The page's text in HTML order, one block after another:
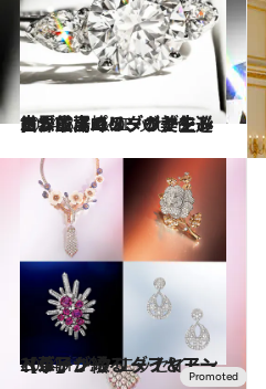
2024.3.5
世界最高峰のダイヤモンドが並ぶパリ、ヴァンドーム広場のメゾンが生み出すジュエリーの美を巡る
コミック ＆ エッセイ
2024.1.19
【ヴァン クリーフ＆アーペル】が綴る ダイヤモンド草子
コミック ＆ エッセイ